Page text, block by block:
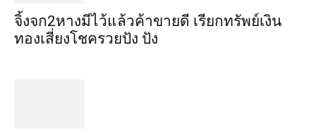
จิ้งจก​2​หาง​มีไว้แล้ว​ค้าขาย​ดี​ เรียก​ทรัพย์เงิน
ทอง​เสี่ยงโชค​รวยปัง​ ปัง​